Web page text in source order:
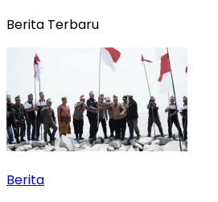
Berita Terbaru
Berita